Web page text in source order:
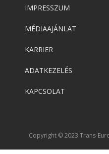
IMPRESSZUM
MÉDIAAJÁNLAT
KARRIER
ADATKEZELÉS
KAPCSOLAT
Copyright © 2023 Trans-